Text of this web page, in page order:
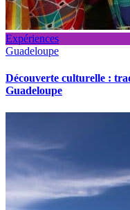
Expériences
Guadeloupe
Découverte culturelle :
Guadeloupe